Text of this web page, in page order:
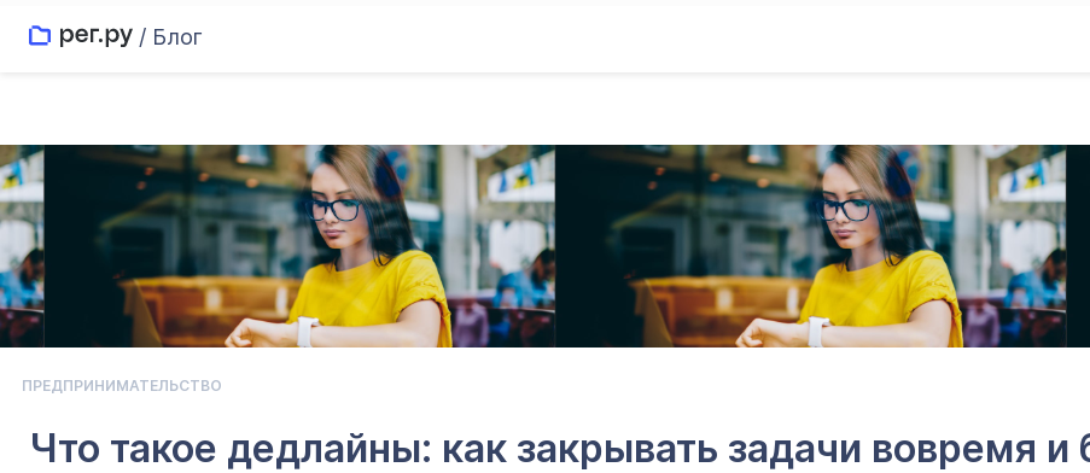
/ Блог
ПРЕДПРИНИМАТЕЛЬСТВО
Что такое дедлайны: как закрывать задачи вовремя и